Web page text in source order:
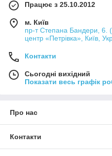
Працює з 25.10.2012
м. Київ
пр-т Степана Бандери, 6.
центр «Петрівка», Київ,
Контакти
Сьогодні вихідний
Показати весь графік
Про нас
Контакти